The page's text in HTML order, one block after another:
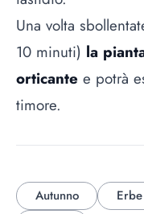
Una volta
10 minuti) la
orticante e potrà
timore.
Autunno